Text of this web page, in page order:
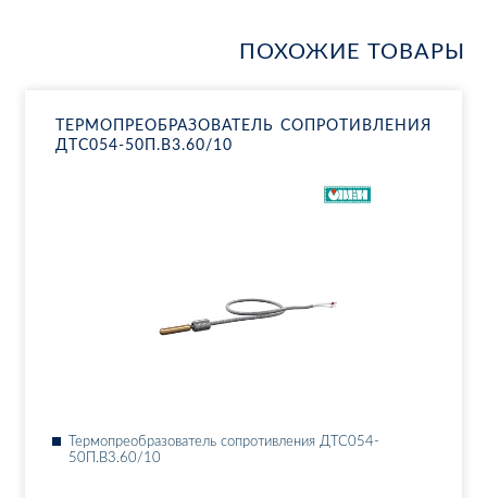
ПОХОЖИЕ ТОВАРЫ
ТЕР­МО­ПРЕ­ОБ­РА­ЗО­ВА­ТЕЛЬ СО­ПРО­ТИВ­ЛЕ­НИЯ
ДТ­С054-50П.В3.60/10
Тер­мо­пре­об­ра­зо­ва­тель со­про­тив­ле­ния ДТ­С054-
50П.В3.60/10